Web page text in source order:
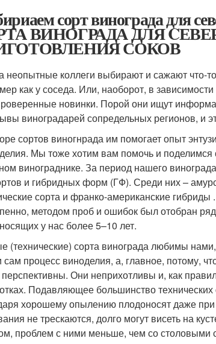
сорт винограда
ВИНОГРАДА ДЛЯ
СОКОВ
неопытные коллеги выбирают и сажают что-
как у соседа. Или, наоборот, в
новинки. Порой они ищут
виноградарей сопредельных регионов, и
сортов виногнрада им помогает опыт
Мы тоже хотим вам помочь и
винограднике. За период нашего
и гибридных форм (ГФ). Среди них –
сорта и франко-американские
методом проб и ошибок был отобран
у нас более 5–10 лет.
(технические) сорта винограда любимы
сам процесс виноделия, а, главное, потому,
Они неприхотливы и, как
Подавляющее большинство
хорошему опылению плодоносят даже
не трескаются, долго могут висеть на
проблем с ними меньше, чем со столовыми